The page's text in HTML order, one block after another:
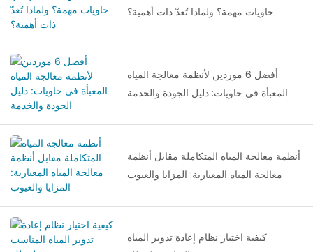
حاويات مهمة؟ ولماذا تُعدّ ذات أهمية؟
أفضل 6 موردين لأنظمة معالجة المياه
المعبأة في حاويات: دليل الجودة والخدمة
أنظمة معالجة المياه المتكاملة مقابل أنظمة
معالجة المياه المعيارية: المزايا والعيوب
كيفية اختيار نظام إعادة تدوير المياه